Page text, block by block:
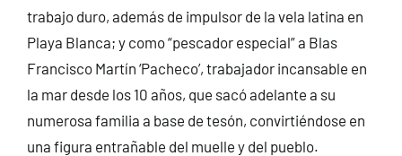
trabajo duro, además de impulsor de la vela latina en
Playa Blanca; y como “pescador especial” a Blas
Francisco Martín ‘Pacheco’, trabajador incansable en
la mar desde los 10 años, que sacó adelante a su
numerosa familia a base de tesón, convirtiéndose en
una figura entrañable del muelle y del pueblo.